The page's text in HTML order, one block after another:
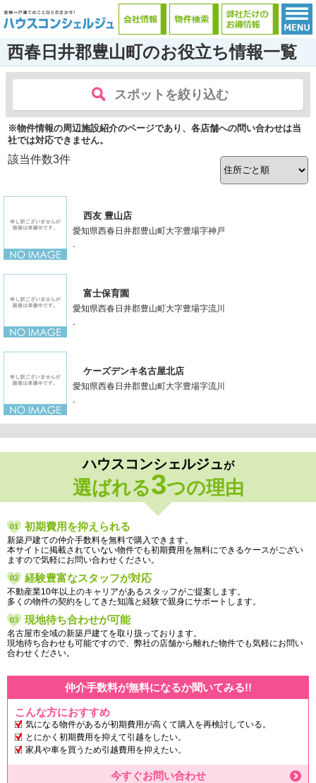
西春日井郡豊山町のお役立ち情報一覧
スポットを絞り込む
※物件情報の周辺施設紹介のページであり、各店舗への問い合わせは当
社では対応できません。
該当件数3件
西友 豊山店
愛知県西春日井郡豊山町大字豊場字神戸
-
富士保育園
愛知県西春日井郡豊山町大字豊場字流川
-
ケーズデンキ名古屋北店
愛知県西春日井郡豊山町大字豊場字流川
-
ハウスコンシェルジュが
選ばれる3つの理由
初期費用を抑えられる
新築戸建ての仲介手数料を無料で購入できます。
本サイトに掲載されていない物件でも初期費用を無料にできるケースがござい
ますので気軽にお問い合わせください。
経験豊富なスタッフが対応
不動産業10年以上のキャリアがあるスタッフがご提案します。
多くの物件の契約をしてきた知識と経験で親身にサポートします。
現地待ち合わせが可能
名古屋市全域の新築戸建てを取り扱っております。
現地待ち合わせも可能ですので、弊社の店舗から離れた物件でも気軽にお問い
合わせください。
仲介手数料が無料になるか聞いてみる!!
こんな方におすすめ
気になる物件があるが初期費用が高くて購入を再検討している。
とにかく初期費用を抑えて引越をしたい。
家具や車を買うため引越費用を抑えたい。
今すぐお問い合わせ